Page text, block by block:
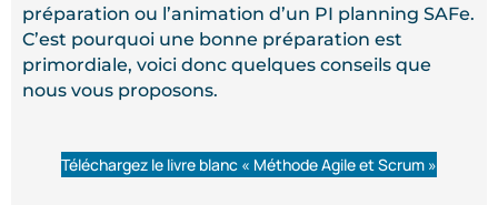
préparation ou l’animation d’un PI planning SAFe.
C’est pourquoi une bonne préparation est
primordiale, voici donc quelques conseils que
nous vous proposons.
Téléchargez le livre blanc « Méthode Agile et Scrum »